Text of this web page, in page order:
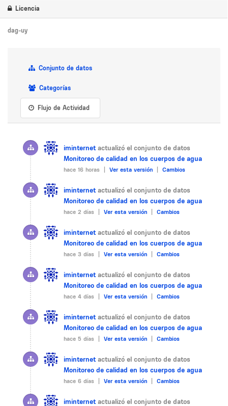
Licencia
dag-uy
Conjunto de datos
Categorías
Flujo de Actividad
iminternet actualizó el conjunto de datos
Monitoreo de calidad en los cuerpos de agua
hace 16 horas | Ver esta versión Cambios
iminternet actualizó el conjunto de datos
Monitoreo de calidad en los cuerpos de agua
hace 2 días | Ver esta versión Cambios
iminternet actualizó el conjunto de datos
Monitoreo de calidad en los cuerpos de agua
hace 3 días | Ver esta versión Cambios
iminternet actualizó el conjunto de datos
Monitoreo de calidad en los cuerpos de agua
hace 4 días | Ver esta versión Cambios
iminternet actualizó el conjunto de datos
Monitoreo de calidad en los cuerpos de agua
hace 5 días | Ver esta versión Cambios
iminternet actualizó el conjunto de datos
Monitoreo de calidad en los cuerpos de agua
hace 6 días | Ver esta versión Cambios
iminternet actualizó el conjunto de datos